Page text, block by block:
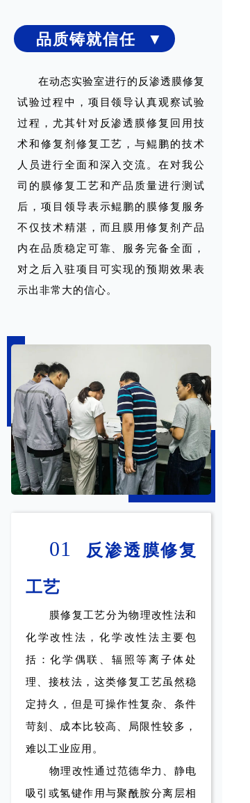
品质铸就信任 ▼
在动态实验室进行的反渗透膜修复
试验过程中，项目领导认真观察试验
过程，尤其针对反渗透膜修复回用技
术和修复剂修复工艺，与鲲鹏的技术
人员进行全面和深入交流。在对我公
司的膜修复工艺和产品质量进行测试
后，项目领导表示鲲鹏的膜修复服务
不仅技术精湛，而且膜用修复剂产品
内在品质稳定可靠、服务完备全面，
对之后入驻项目可实现的预期效果表
示出非常大的信心。
01 反渗透膜修复
工艺
膜修复工艺分为物理改性法和
化学改性法，化学改性法主要包
括：化学偶联、辐照等离子体处
理、接枝法，这类修复工艺虽然稳
定持久，但是可操作性复杂、条件
苛刻、成本比较高、局限性较多，
难以工业应用。
物理改性通过范德华力、静电
吸引或氢键作用与聚酰胺分离层相